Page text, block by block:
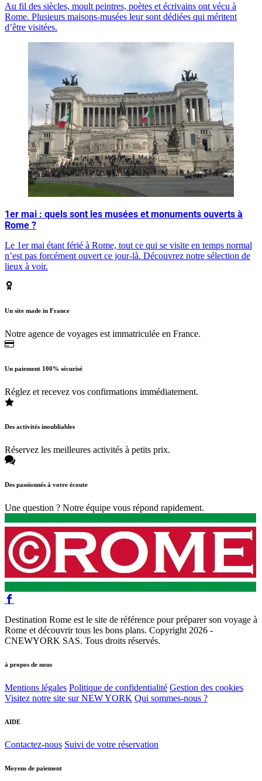
Au fil des siècles, moult peintres, poètes et écrivains ont vécu à
Rome. Plusieurs maisons-musées leur sont dédiées qui méritent
d’être visitées.
1er mai : quels sont les musées et monuments ouverts à
Rome ?
Le 1er mai étant férié à Rome, tout ce qui se visite en temps normal
n’est pas forcément ouvert ce jour-là. Découvrez notre sélection de
lieux à voir.
Un site made in France
Notre agence de voyages est immatriculée en France.
Un paiement 100% sécurisé
Réglez et recevez vos confirmations immédiatement.
Des activités inoubliables
Réservez les meilleures activités à petits prix.
Des passionnés à votre écoute
Une question ? Notre équipe vous répond rapidement.
Destination Rome est le site de référence pour préparer son voyage à
Rome et découvrir tous les bons plans. Copyright 2026 -
CNEWYORK SAS. Tous droits réservés.
à propos de nous
Mentions légales Politique de confidentialité Gestion des cookies
Visitez notre site sur NEW YORK Qui sommes-nous ?
AIDE
Contactez-nous Suivi de votre réservation
Moyens de paiement